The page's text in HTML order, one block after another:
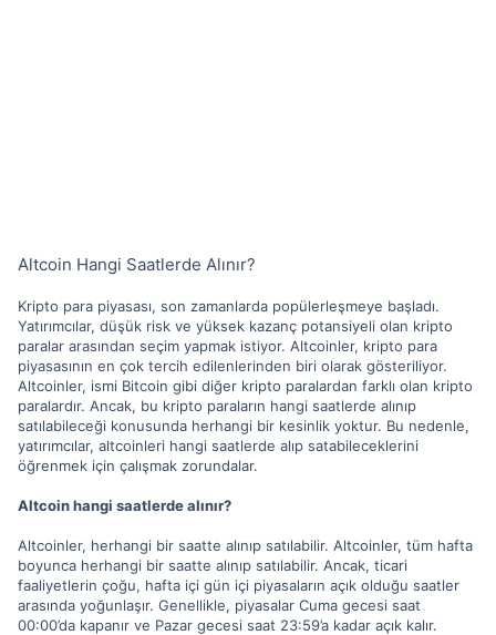
Altcoin Hangi Saatlerde Alınır?
Kripto para piyasası, son zamanlarda popülerleşmeye başladı.
Yatırımcılar, düşük risk ve yüksek kazanç potansiyeli olan kripto
paralar arasından seçim yapmak istiyor. Altcoinler, kripto para
piyasasının en çok tercih edilenlerinden biri olarak gösteriliyor.
Altcoinler, ismi Bitcoin gibi diğer kripto paralardan farklı olan kripto
paralardır. Ancak, bu kripto paraların hangi saatlerde alınıp
satılabileceği konusunda herhangi bir kesinlik yoktur. Bu nedenle,
yatırımcılar, altcoinleri hangi saatlerde alıp satabileceklerini
öğrenmek için çalışmak zorundalar.
Altcoin hangi saatlerde alınır?
Altcoinler, herhangi bir saatte alınıp satılabilir. Altcoinler, tüm hafta
boyunca herhangi bir saatte alınıp satılabilir. Ancak, ticari
faaliyetlerin çoğu, hafta içi gün içi piyasaların açık olduğu saatler
arasında yoğunlaşır. Genellikle, piyasalar Cuma gecesi saat
00:00’da kapanır ve Pazar gecesi saat 23:59’a kadar açık kalır.